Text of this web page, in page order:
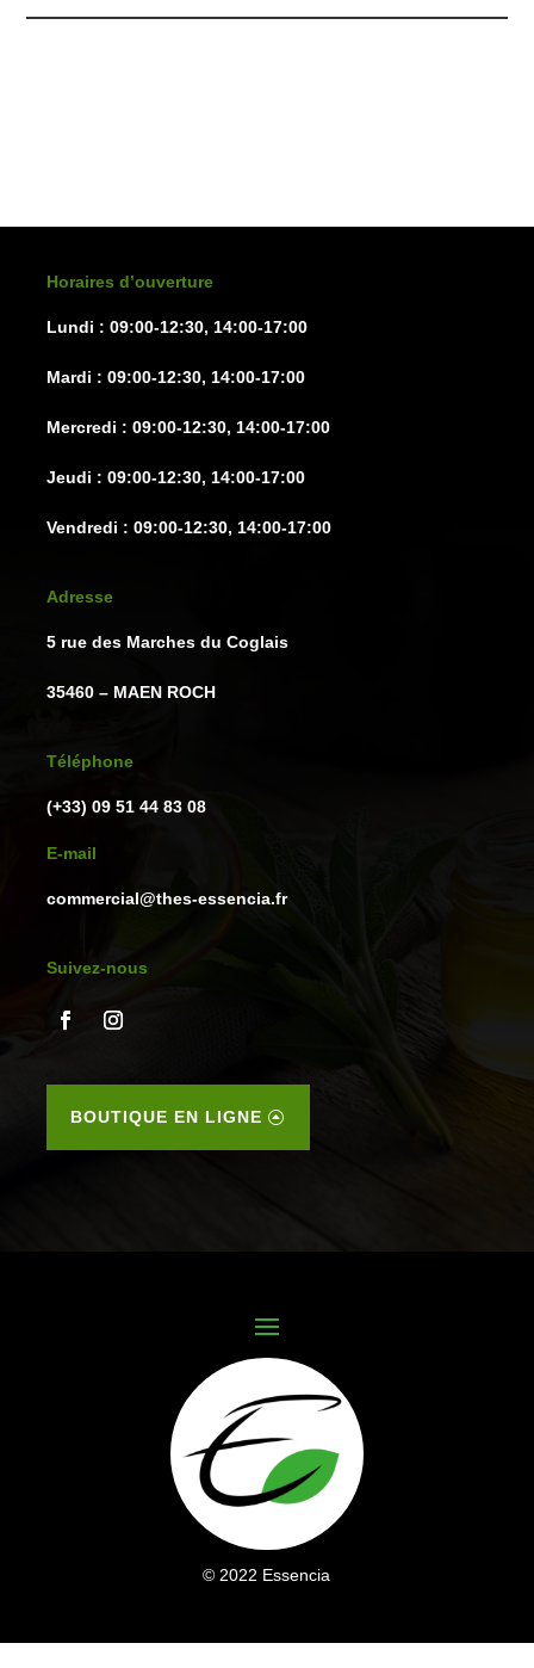
Horaires d’ouverture
Lundi : 09:00-12:30, 14:00-17:00
Mardi : 09:00-12:30, 14:00-17:00
Mercredi : 09:00-12:30, 14:00-17:00
Jeudi : 09:00-12:30, 14:00-17:00
Vendredi : 09:00-12:30, 14:00-17:00
Adresse
5 rue des Marches du Coglais
35460 – MAEN ROCH
Téléphone
(+33) 09 51 44 83 08
E-mail
commercial@thes-essencia.fr
Suivez-nous
BOUTIQUE EN LIGNE
© 2022 Essencia